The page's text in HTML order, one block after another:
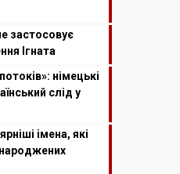
застосовує
Ігната
німецькі
слід у
імена, які